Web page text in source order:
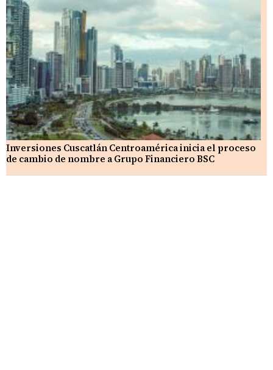
Inversiones Cuscatlán Centroamérica inicia el proceso
de cambio de nombre a Grupo Financiero BSC